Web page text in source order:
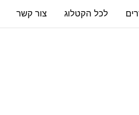
לכל הקטלוג צור קשר